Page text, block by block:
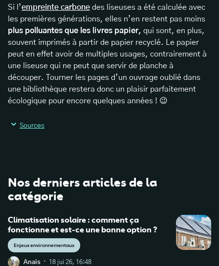
Si l’empreinte carbone des liseuses a été calculée avec
les premières générations, elles n’en restent pas moins
plus polluantes que les livres papier, qui sont, en plus,
souvent imprimés à partir de papier recyclé. Le papier
peut en effet avoir de multiples usages, contrairement à
une liseuse qui ne peut que servir de planche à
découper. Tourner les pages d’un ouvrage oublié dans
une bibliothèque restera donc un plaisir parfaitement
écologique pour encore quelques années ! 😉
Sources
Nos derniers articles de la
catégorie
Climatisation solaire : comment ça
fonctionne et est-ce une bonne option ?
Enjeux environnementaux
Anais · 18 jui 26, 16:48